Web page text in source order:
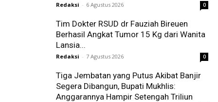
Redaksi - 6 Agustus 2026 0
Tim Dokter RSUD dr Fauziah Bireuen
Berhasil Angkat Tumor 15 Kg dari Wanita
Lansia...
Redaksi - 7 Agustus 2026 0
Tiga Jembatan yang Putus Akibat Banjir
Segera Dibangun, Bupati Mukhlis:
Anggarannya Hampir Setengah Triliun